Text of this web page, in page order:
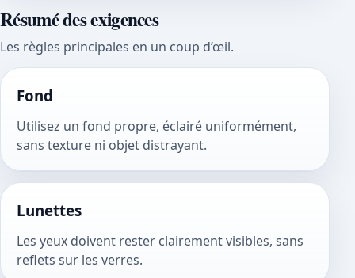
Résumé des exigences
Les règles principales en un coup d’œil.
Fond
Utilisez un fond propre, éclairé uniformément,
sans texture ni objet distrayant.
Lunettes
Les yeux doivent rester clairement visibles, sans
reflets sur les verres.